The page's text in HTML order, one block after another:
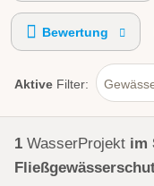
Bewertung
Aktive Filter:
1 WasserProjekt im